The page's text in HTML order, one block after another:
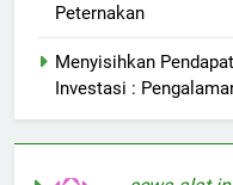
Peternakan
Menyisihkan
Investasi :